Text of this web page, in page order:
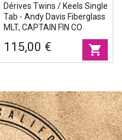
Dérives Twins / Keels Single
Tab - Andy Davis Fiberglass
MLT, CAPTAIN FIN CO
115,00 € shopping_cart